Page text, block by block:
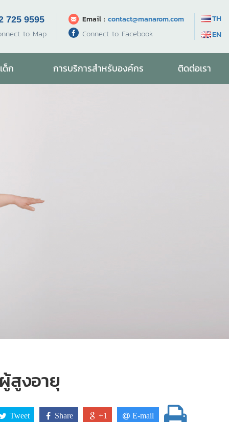
TH
EN
Email : contact@manarom.com
Connect to Facebook
725 9595
to Map
ด็ก การบริการสำหรับองค์กร ติดต่อเรา
สูงอายุ
Tweet Share +1 E-mail